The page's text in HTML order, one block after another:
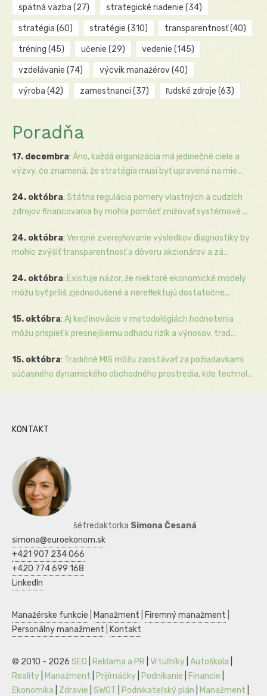
spätná väzba (27) strategické riadenie (34)
stratégia (60) stratégie (310) transparentnosť(40)
tréning (45) učenie (29) vedenie (145)
vzdelávanie (74) výcvik manažérov(40)
výroba (42) zamestnanci (37) ľudské zdroje (63)
Poradňa
17. decembra: Áno, každá organizácia má jedinečné ciele a
výzvy, čo znamená, že stratégia musí byť upravená na mie...
24. októbra: Štátna regulácia pomery vlastných a cudzích
zdrojov financovania by mohla pomôcť znižovať systémové ...
24. októbra: Verejné zverejňovanie výsledkov diagnostiky by
mohlo zvýšiť transparentnosť a dôveru akcionárov a zá...
24. októbra: Existuje názor, že niektoré ekonomické modely
môžu byť príliš zjednodušené a nereflektujú dostatočne...
15. októbra: Aj keď inovácie v metodológiách hodnotenia
môžu prispieť k presnejšiemu odhadu rizík a výnosov, trad...
15. októbra: Tradičné MIS môžu zaostávať za požiadavkami
súčasného dynamického obchodného prostredia, kde technol...
KONTAKT
šéfredaktorka Simona Česaná
simona@euroekonom.sk
+421 907 234 066
+420 774 699 168
LinkedIn
Manažérske funkcie Manažment Firemný manažment
Personálny manažment
Kontakt
© 2010 - 2026 SEO Reklama a PR Vrtuľníky Autoškola
Reality
Manažment Prijímáčky Podnikanie Financie
Ekonomika
Zdravie SWOT Podnikateľský plán Manažment